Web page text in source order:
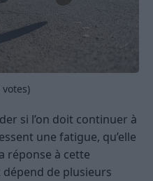
votes)
si l’on doit continuer à
une fatigue, qu’elle
réponse à cette
dépend de plusieurs